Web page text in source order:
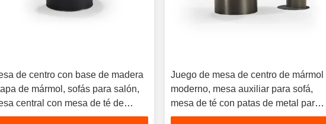
de centro con base de madera
de mármol, sofás para salón,
central con mesa de té de
sinterizada
Juego de mesa de centro de mármol
moderno, mesa auxiliar para sofá,
mesa de té con patas de metal para
muebles de sala de estar